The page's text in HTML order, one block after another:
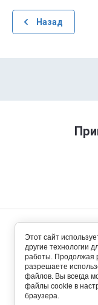
Назад
©
Этот сайт
другие технологии
работы. Продолжая
разрешаете
файлов. Вы всегда
файлы cookie в
браузера.